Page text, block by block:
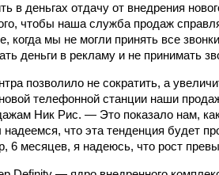
в деньгах отдачу от внедрения
чтобы наша служба продаж
когда мы не могли принять все
деньги в рекламу и не принимать
позволило не сократить, а
телефонной станции наши
Ник Рис. — Это показало нам,
что эта тенденция будет
6 месяцев, я надеюсь, что рост